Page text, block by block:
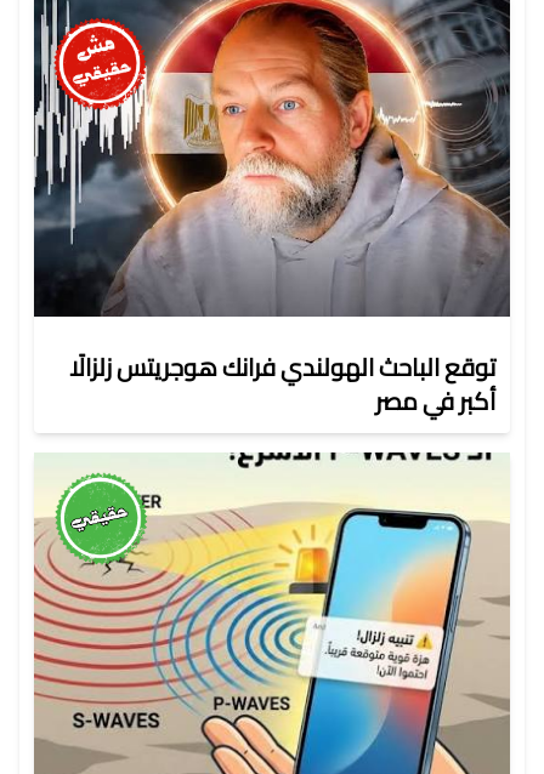
توقع الباحث الهولندي فرانك هوجريتس زلزالًا
أكبر في مصر